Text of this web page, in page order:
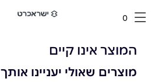
0
המוצר אינו קיים
מוצרים שאולי יעניינו אותך